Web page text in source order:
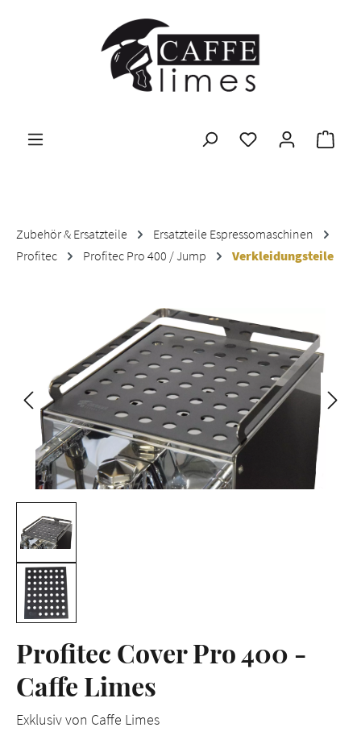
Zum Hauptinhalt springen
Zubehör & Ersatzteile
Ersatzteile Espressomaschinen
Profitec
Profitec Pro 400 / Jump Verkleidungsteile
Bildergalerie überspringen
Profitec Cover Pro 400 -
Caffe Limes
Exklusiv von Caffe Limes